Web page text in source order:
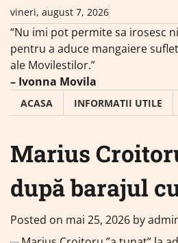
Skip
content
vineri, august 7, 2026
“Nu imi pot permite sa irosesc
pentru a aduce mangaiere
ale Movilestilor.”
– Ivonna Movila
ACASA INFORMATII UTILE
Marius
după barajul
Posted on mai 25, 2026 by